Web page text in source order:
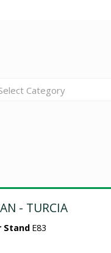
Category
- TURCIA
Stand E83